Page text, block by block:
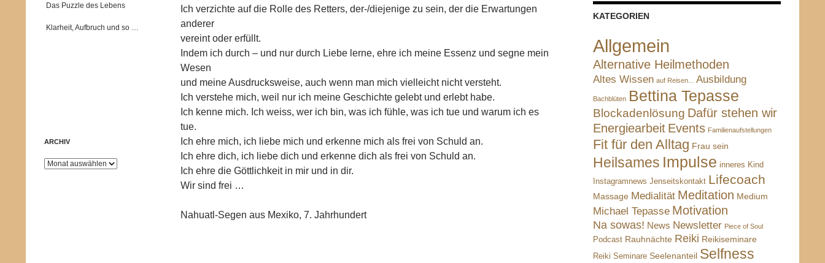
Ich verzichte auf die Rolle des Retters, der-/diejenige zu sein, der die Erwartungen
anderer
vereint oder erfüllt.
Indem ich durch – und nur durch Liebe lerne, ehre ich meine Essenz und segne mein
Wesen
und meine Ausdrucksweise, auch wenn man mich vielleicht nicht versteht.
Ich verstehe mich, weil nur ich meine Geschichte gelebt und erlebt habe.
Ich kenne mich. Ich weiss, wer ich bin, was ich fühle, was ich tue und warum ich es
tue.
Ich ehre mich, ich liebe mich und erkenne mich als frei von Schuld an.
Ich ehre dich, ich liebe dich und erkenne dich als frei von Schuld an.
Ich ehre die Göttlichkeit in mir und in dir.
Wir sind frei …
Nahuatl-Segen aus Mexiko, 7. Jahrhundert
KATEGORIEN
Allgemein
Alternative Heilmethoden
Altes Wissen auf Reisen... Ausbildung
Bachblüten Bettina Tepasse
Blockadenlösung Dafür stehen wir
Energiearbeit Events Familienaufstellungen
Fit für den Alltag Frau sein
Heilsames Impulse inneres Kind
Instagramnews Jenseitskontakt Lifecoach
Massage Medialität Meditation Medium
Michael Tepasse Motivation
Na sowas! News Newsletter Piece of Soul
Podcast Rauhnächte Reiki Reikiseminare
Reiki Seminare Seelenanteil Selfness
Das Puzzle des Lebens
Klarheit, Aufbruch und so …
ARCHIV
Archiv